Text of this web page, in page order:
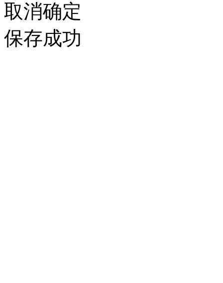
取消确定
保存成功